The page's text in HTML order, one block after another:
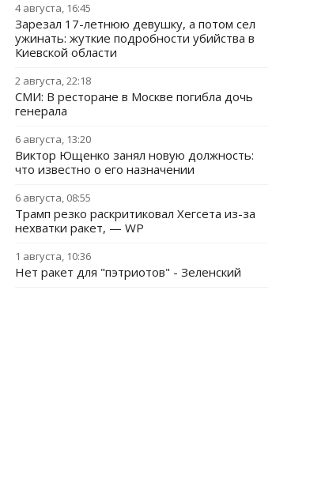
4 августа, 16:45
Зарезал 17-летнюю девушку, а потом сел
ужинать: жуткие подробности убийства в
Киевской области
2 августа, 22:18
СМИ: В ресторане в Москве погибла дочь
генерала
6 августа, 13:20
Виктор Ющенко занял новую должность:
что известно о его назначении
6 августа, 08:55
Трамп резко раскритиковал Хегсета из-за
нехватки ракет, — WP
1 августа, 10:36
Нет ракет для "пэтриотов" - Зеленский